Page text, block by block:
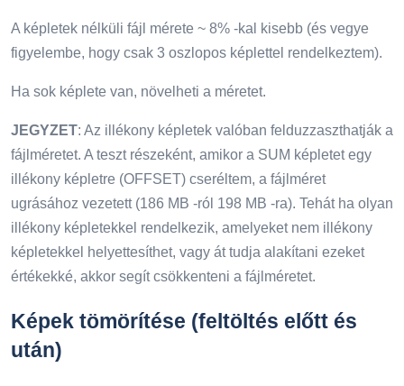
A képletek nélküli fájl mérete ~ 8% -kal kisebb (és vegye
figyelembe, hogy csak 3 oszlopos képlettel rendelkeztem).
Ha sok képlete van, növelheti a méretet.
JEGYZET: Az illékony képletek valóban felduzzaszthatják a
fájlméretet. A teszt részeként, amikor a SUM képletet egy
illékony képletre (OFFSET) cseréltem, a fájlméret
ugrásához vezetett (186 MB -ról 198 MB -ra). Tehát ha olyan
illékony képletekkel rendelkezik, amelyeket nem illékony
képletekkel helyettesíthet, vagy át tudja alakítani ezeket
értékekké, akkor segít csökkenteni a fájlméretet.
Képek tömörítése (feltöltés előtt és
után)